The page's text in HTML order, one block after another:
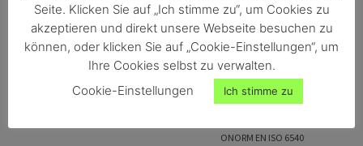
ONORM EN ISO 18134-2
ONORM EN ISO 287
ONORM EN ISO 6540
Seite. Klicken Sie auf „Ich stimme zu“, um Cookies zu
akzeptieren und direkt unsere Webseite besuchen zu
können, oder klicken Sie auf „Cookie-Einstellungen“, um
Ihre Cookies selbst zu verwalten.
Cookie-Einstellungen
Ich stimme zu